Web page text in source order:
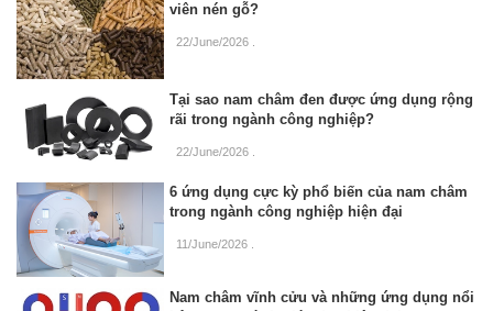
viên nén gỗ?
22/June/2026
Tại sao nam châm đen được ứng dụng rộng
rãi trong ngành công nghiệp?
22/June/2026
6 ứng dụng cực kỳ phổ biến của nam châm
trong ngành công nghiệp hiện đại
11/June/2026
Nam châm vĩnh cửu và những ứng dụng nổi